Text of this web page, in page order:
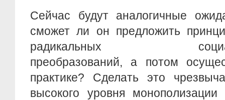
Сейчас будут аналогичные
сможет ли он предложить
радикальных
преобразований, а потом
практике? Сделать это
высокого уровня монополизации